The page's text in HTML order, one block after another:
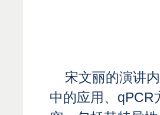
宋文丽的演讲
中的应用、qPCR